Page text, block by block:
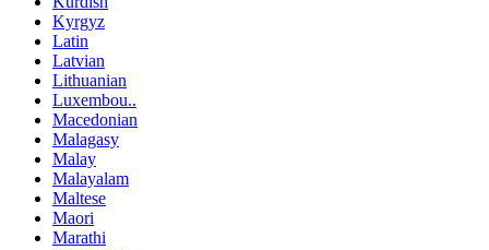
Kyrgyz
Latin
Latvian
Lithuanian
Luxembou..
Macedonian
Malagasy
Malay
Malayalam
Maltese
Maori
Marathi